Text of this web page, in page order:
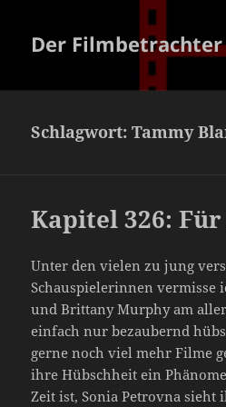
Der Filmbetrachter
Schlagwort:Tammy
Kapitel 326:
Unter den vielen zu jung
Schauspielerinnen vermisse
und Brittany Murphy am
einfach nur bezaubernd
gerne noch viel mehr Filme
ihre Hübschheit ein
Zeit ist, Sonia Petrovna sieht